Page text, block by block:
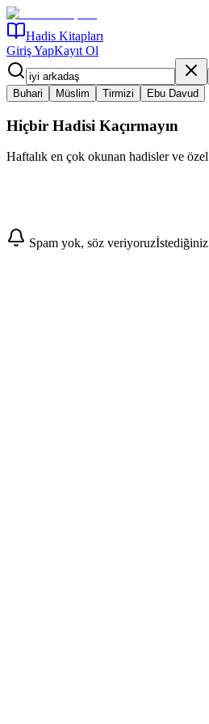
Hadis Kitapları
Giriş YapKayıt Ol
Buhari
Müslim Tirmizi Ebu Davud
Hiçbir Hadisi Kaçırmayın
Haftalık en çok okunan hadisler ve
Abone Ol
Spam yok, söz veriyoruz